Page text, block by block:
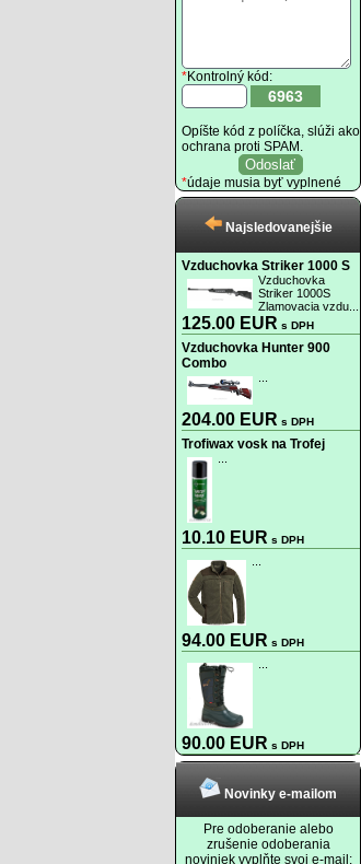
*Kontrolný kód:
6963
Opíšte kód z políčka, slúži ako
ochrana proti SPAM.
*údaje musia byť vyplnené
Najsledovanejšie
Vzduchovka Striker 1000 S
Vzduchovka
Striker 1000S
Zlamovacia vzdu...
125.00 EUR s DPH
Vzduchovka Hunter 900
Combo
204.00 EUR s DPH
Trofiwax vosk na Trofej
10.10 EUR s DPH
94.00 EUR s DPH
90.00 EUR s DPH
Novinky e-mailom
Pre odoberanie alebo
zrušenie odoberania
noviniek vyplňte svoj e-mail: